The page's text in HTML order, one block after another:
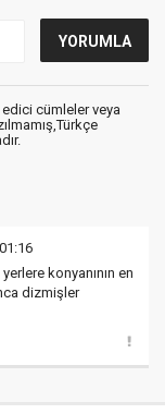
cümleler veya
konyanının en
dizmişler